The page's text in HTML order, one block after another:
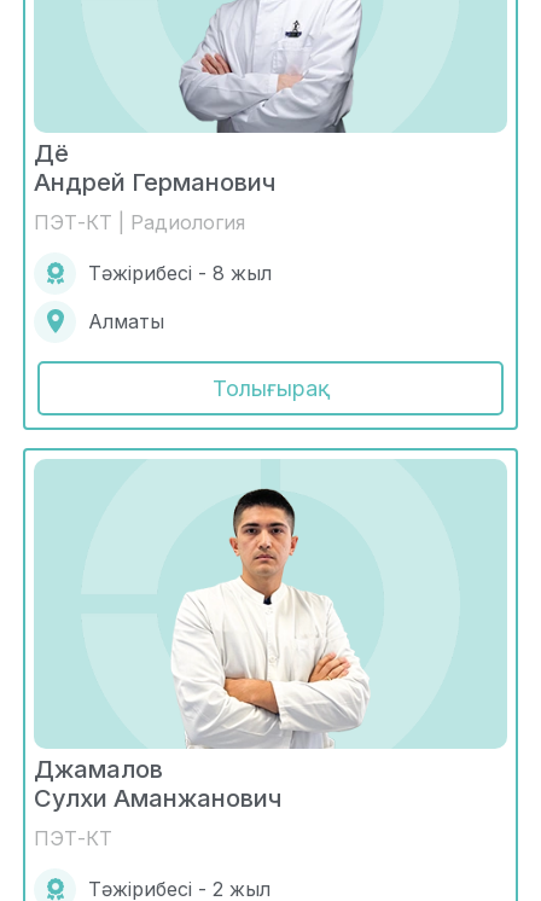
Дё
Андрей Германович
ПЭТ-КТ | Радиология
Тәжірибесі - 8 жыл
Алматы
Толығырақ
Джамалов
Сулхи Аманжанович
ПЭТ-КТ
Тәжірибесі - 2 жыл